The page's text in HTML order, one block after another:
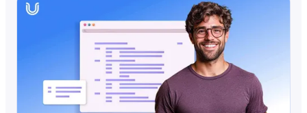
gesellschaftlichen Leben teilhaben können. Dazu gehören nicht
nur barrierefreie Gebäude und öffentliche Einrichtungen,
sondern auch Websites und mobile Anwendungen.